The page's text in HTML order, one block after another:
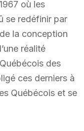
où les
se redéfinir par
la conception
réalité
des
ces derniers à
Québécois et se